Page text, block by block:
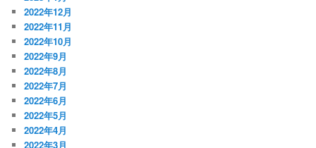
2022年12月
2022年11月
2022年10月
2022年9月
2022年8月
2022年7月
2022年6月
2022年5月
2022年4月
2022年3月